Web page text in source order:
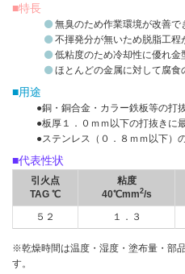
■特長
無臭のため作業環境が改善で
不揮発分が無いため脱脂工程
低粘度のため冷却性に優れ金
ほとんどの金属に対して腐食
■用途
●銅・銅合金・カラー鉄板等の打
●板厚１．０ｍｍ以下の打抜きに
●ステンレス（０．８ｍｍ以下）
■代表性状
引火点
TAG ℃
粘度
40℃mm2/s
５２
１．３
※乾燥時間は温度・湿度・塗布量・部
す。